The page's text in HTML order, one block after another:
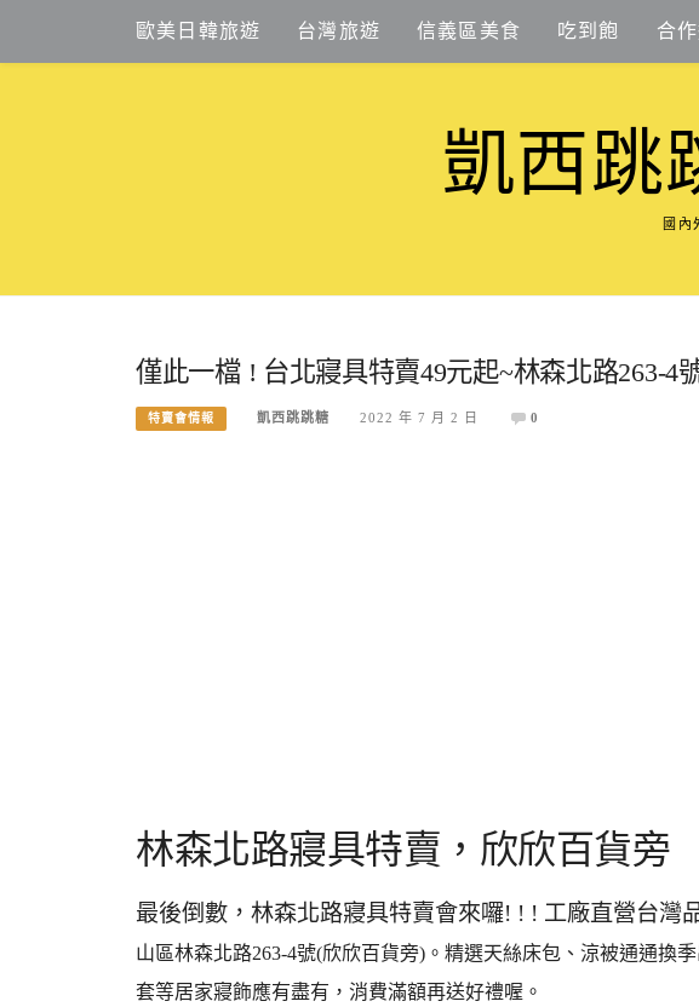
content
歐美日韓旅遊 台灣旅遊 信義區美食 吃到飽 合
凱西跳
國內
僅此一檔 ! 台北寢具特賣49元起~林森北路263-4
特賣會情報 凱西跳跳糖 2022 年 7 月 2 日 0
林森北路寢具特賣，欣欣百貨旁
最後倒數，林森北路寢具特賣會來囉! ! ! 工廠直營台灣
山區林森北路263-4號(欣欣百貨旁)。精選天絲床包、涼被通通換
套等居家寢飾應有盡有，消費滿額再送好禮喔。